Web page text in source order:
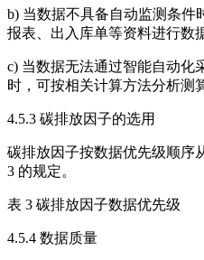
b) 当数据不具备自动监测条件
报表、出入库单等资料进行数
c) 当数据无法通过智能自动化
时，可按相关计算方法分析测
4.5.3 碳排放因子的选用
碳排放因子按数据优先级顺序
3 的规定。
表 3 碳排放因子数据优先级
4.5.4 数据质量